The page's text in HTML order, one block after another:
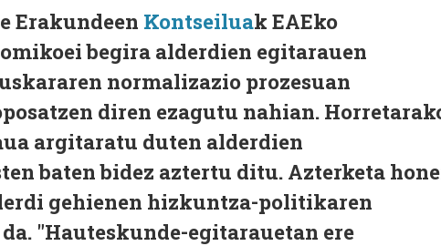
Erakundeen Kontseiluak EAEko
begira alderdien egitarauen
normalizazio prozesuan
diren ezagutu nahian.
argitaratu duten alderdien
baten bidez aztertu ditu. Azterketa
gehienen hizkuntza-politikaren
"Hauteskunde-egitarauetan ere